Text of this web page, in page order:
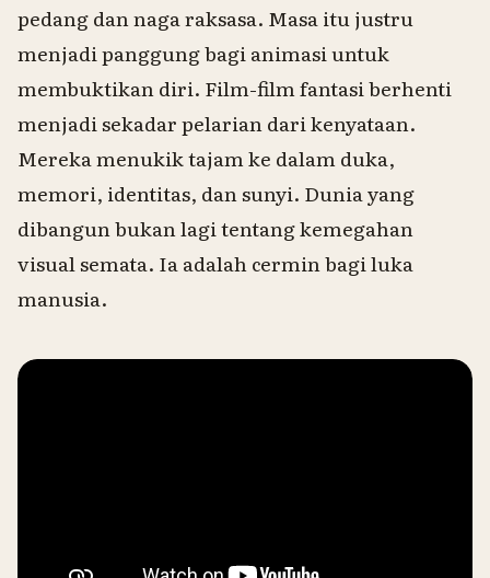
pedang dan naga raksasa. Masa itu justru
menjadi panggung bagi animasi untuk
membuktikan diri. Film-film fantasi berhenti
menjadi sekadar pelarian dari kenyataan.
Mereka menukik tajam ke dalam duka,
memori, identitas, dan sunyi. Dunia yang
dibangun bukan lagi tentang kemegahan
visual semata. Ia adalah cermin bagi luka
manusia.